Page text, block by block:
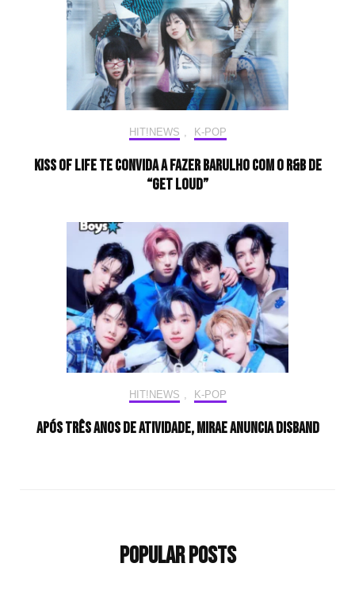
HIT!NEWS , K-POP
KISS OF LIFE te convida a fazer barulho com o r&b de
“Get Loud”
HIT!NEWS K-POP
Após três anos de atividade, MIRAE anuncia disband
Popular Posts